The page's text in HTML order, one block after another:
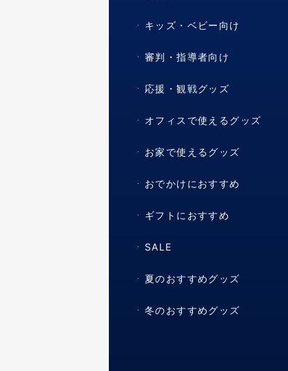
キッズ・ベビー向け
審判・指導者向け
応援・観戦グッズ
オフィスで使えるグッズ
お家で使えるグッズ
おでかけにおすすめ
ギフトにおすすめ
SALE
夏のおすすめグッズ
冬のおすすめグッズ